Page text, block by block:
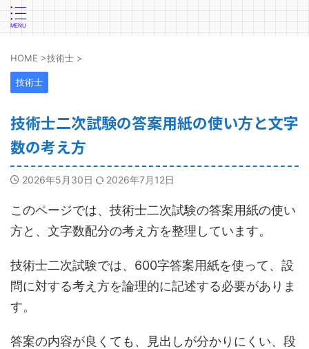
HOME >技術士 >
技術士
技術士二次試験の答案用紙の使い方と文字
数の考え方
2026年5月30日 2026年7月12日
このページでは、技術士二次試験の答案用紙の使い
方と、文字数配分の考え方を整理しています。
技術士二次試験では、600字答案用紙を使って、設
問に対する考え方を論理的に記述する必要がありま
す。
答案の内容が良くても、見出しが分かりにくい、段